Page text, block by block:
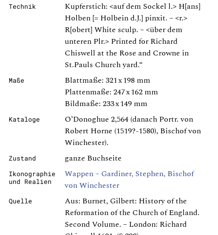
Technik
Kupferstich: <auf dem Sockel l.> H[ans]
Holben [= Holbein d.J.] pinxit. – <r.>
R[obert] White sculp. – <über dem
unteren Plr.> Printed for Richard
Chiswell at the Rose and Crowne in
St.Pauls Church yard.“
Maße
Blattmaße: 321 x 198 mm
Plattenmaße: 247 x 162 mm
Bildmaße: 233 x 149 mm
Kataloge
O’Donoghue 2,564 (danach Portr. von
Robert Horne (1519?-1580), Bischof von
Winchester).
Zustand ganze Buchseite
Ikonographie
und Realien
Wappen – Gardiner, Stephen, Bischof
von Winchester
Quelle
Aus: Burnet, Gilbert: History of the
Reformation of the Church of England.
Second Volume. – London: Richard